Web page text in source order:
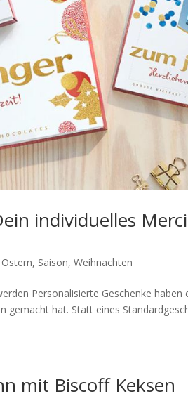
individuelles
Ostern, Saison,Weihnachten
Personalisierte Geschenke haben
gemacht hat. Statt eines
mit Biscoff Keksen